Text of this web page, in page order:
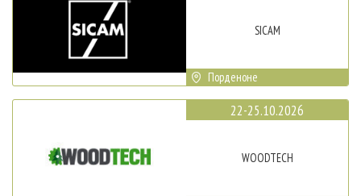
SICAM
Порденоне
22-25.10.2026
WOODTECH